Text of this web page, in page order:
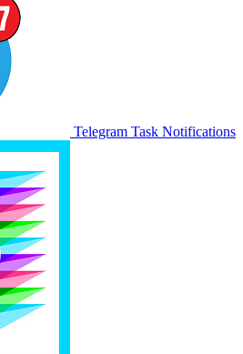
Telegram Task Notifications